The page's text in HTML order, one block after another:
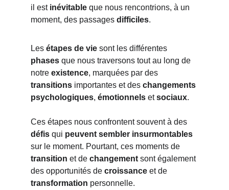
il est inévitable que nous rencontrions, à un
moment, des passages difficiles.
Les étapes de vie sont les différentes
phases que nous traversons tout au long de
notre existence, marquées par des
transitions importantes et des changements
psychologiques, émotionnels et sociaux.
Ces étapes nous confrontent souvent à des
défis qui peuvent sembler insurmontables
sur le moment. Pourtant, ces moments de
transition et de changement sont également
des opportunités de croissance et de
transformation personnelle.